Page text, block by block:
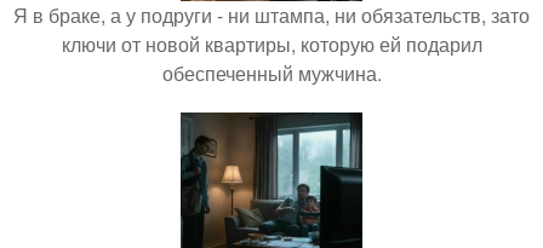
Я в браке, а у подруги - ни штампа, ни обязательств, зато
ключи от новой квартиры, которую ей подарил
обеспеченный мужчина.